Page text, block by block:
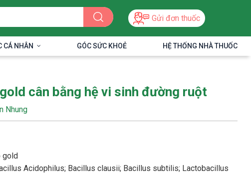
Gửi đơn thuốc
CÁ NHÂN GÓC SỨC KHOẺ HỆ THỐNG NHÀ THUỐC
cân bằng hệ vi sinh đường ruột
Nhung
gold
Acidophilus; Bacillus clausii; Bacillus subtilis; Lactobacillus